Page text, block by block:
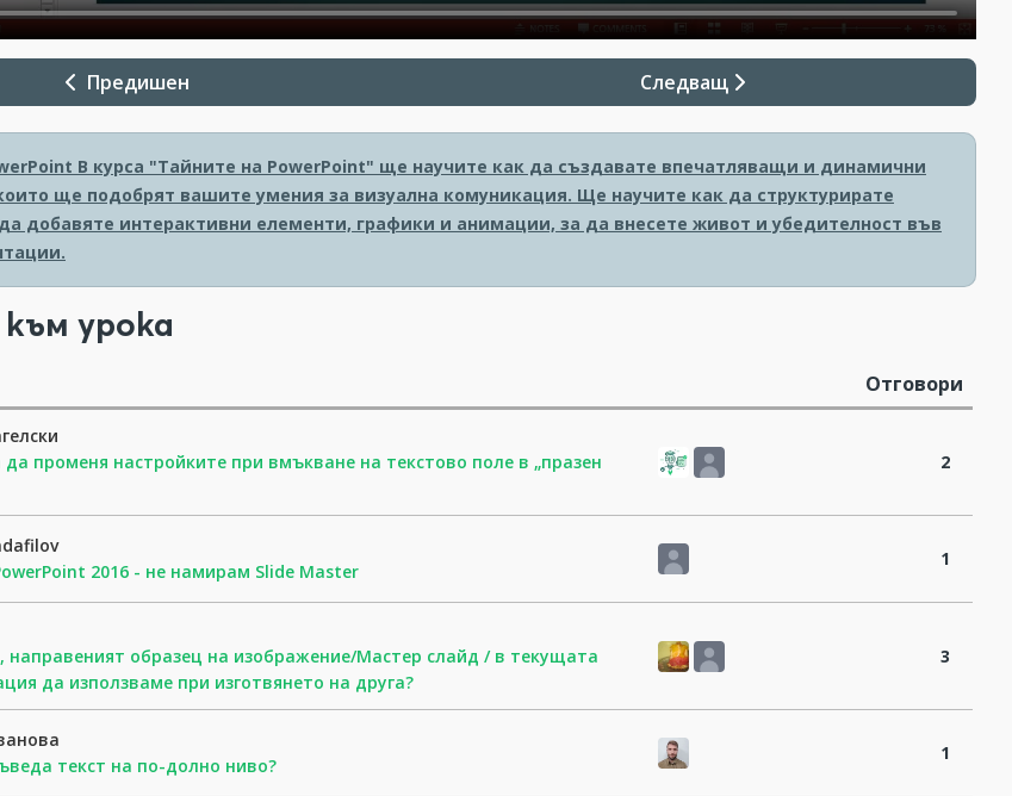
Предишен Следващ
В курса "Тайните на PowerPoint" ще научите как да създавате впечатляващи и динамични
ще подобрят вашите умения за визуална комуникация. Ще научите как да структурирате
добавяте интерактивни елементи, графики и анимации, за да внесете живот и убедителност във
урока
Отговори
да променя настройките при вмъкване на текстово поле в „празен
2
2016 - не намирам Slide Master
1
образец на изображение/Мастер слайд / в текущата
да използваме при изготвянето на друга?
3
текст на по-долно ниво?
1